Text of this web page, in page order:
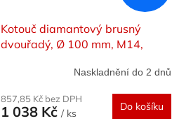
Kotouč diamantový brusný
dvouřadý, Ø 100 mm, M14,
Naskladnění do 2 dnů
857,85 Kč bez DPH
1 038 Kč/ ks
Do košíku